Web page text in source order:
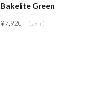
Bakelite Green
¥7,920